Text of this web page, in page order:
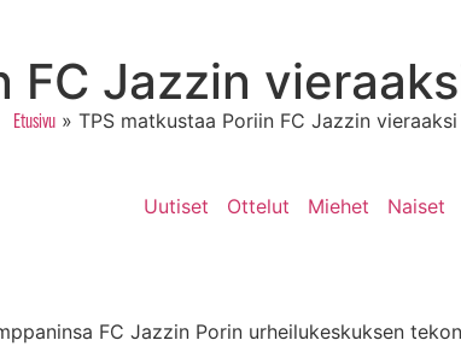
Uutiset Ottelut Miehet Naiset
FC Jazzin
Etusivu» TPS matkustaa Poriin FC Jazzin
FC Jazzin Porin urheilukeskuksen